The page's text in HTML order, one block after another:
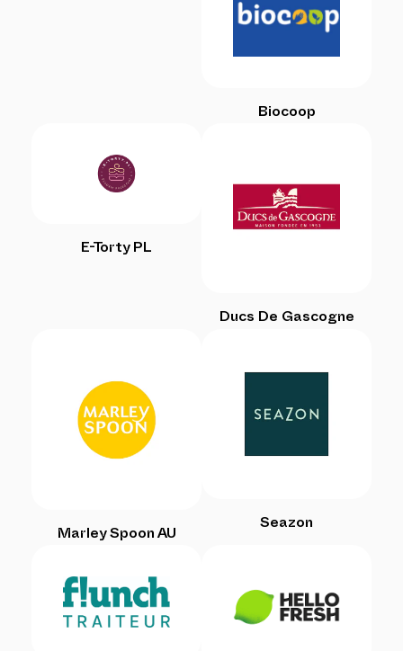
Biocoop
E-Torty PL
Ducs De Gascogne
Marley Spoon AU
Seazon